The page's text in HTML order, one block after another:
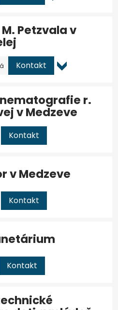
Petzvala v
Kontakt
r.
v Medzeve
Kontakt
v Medzeve
Kontakt
Kontakt